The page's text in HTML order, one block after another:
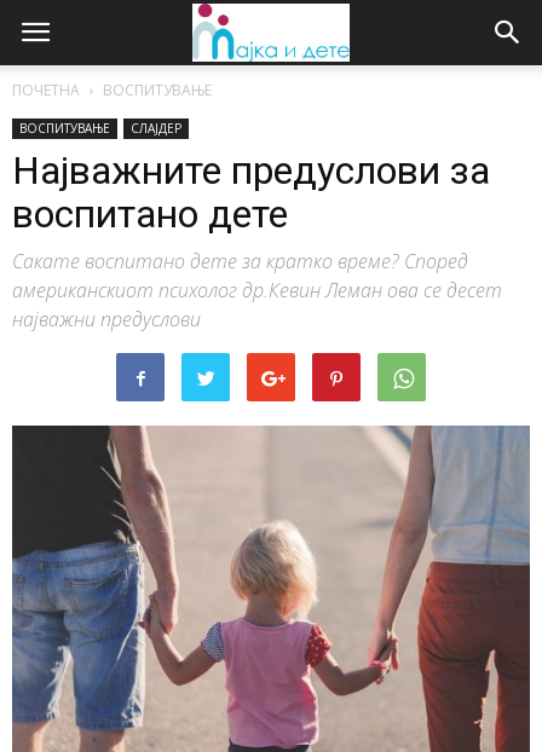
ПОЧЕТНА ВОСПИТУВАЊЕ
ВОСПИТУВАЊЕ СЛАЈДЕР
Најважните предуслови за
воспитано дете
Сакате воспитано дете за кратко време? Според
американскиот психолог др.Кевин Леман ова се десет
најважни предуслови